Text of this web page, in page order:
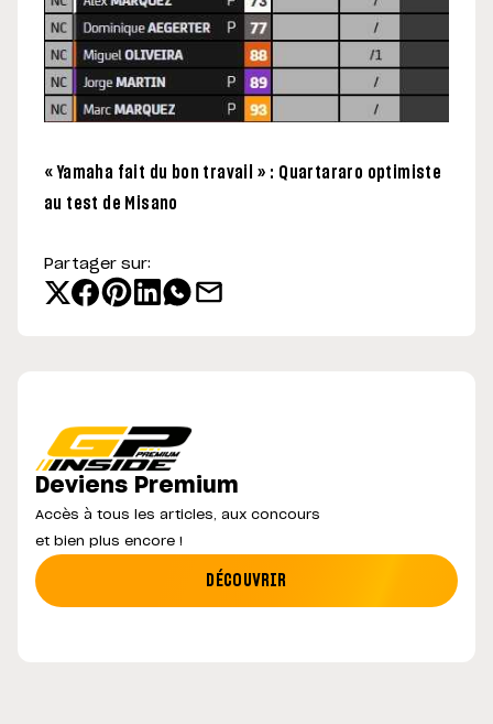
« Yamaha fait du bon travail » : Quartararo optimiste
au test de Misano
Partager sur:
Deviens Premium
Accès à tous les articles, aux concours
et bien plus encore !
DÉCOUVRIR